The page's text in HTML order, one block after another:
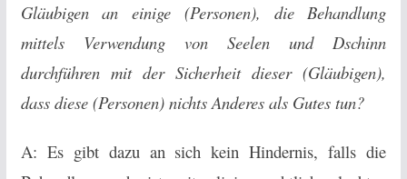
Gläubigen an einige (Personen), die Behandlung
mittels Verwendung von Seelen und Dschinn
durchführen mit der Sicherheit dieser (Gläubigen),
dass diese (Personen) nichts Anderes als Gutes tun?
A: Es gibt dazu an sich kein Hindernis, falls die